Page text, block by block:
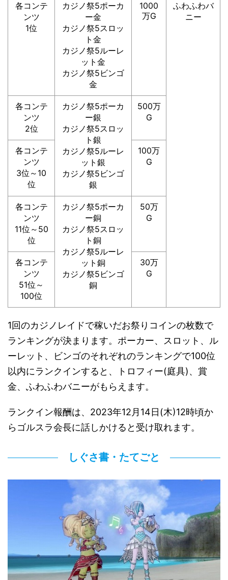
各コンテ
ンツ
1位
カジノ祭5ポーカ
ー金
カジノ祭5スロッ
ト金
カジノ祭5ルーレ
ット金
カジノ祭5ビンゴ
金
1000
万G
ふわふわバ
ニー
各コンテ
ンツ
2位
カジノ祭5ポーカ
ー銀
カジノ祭5スロッ
ト銀
カジノ祭5ルーレ
ット銀
カジノ祭5ビンゴ
銀
500万
G
各コンテ
ンツ
3位～10
位
100万
G
各コンテ
ンツ
11位～50
位
カジノ祭5ポーカ
ー銅
カジノ祭5スロッ
ト銅
カジノ祭5ルーレ
ット銅
カジノ祭5ビンゴ
銅
50万
G
各コンテ
ンツ
51位～
100位
30万
G
1回のカジノレイドで稼いだお祭りコインの枚数で
ランキングが決まります。ポーカー、スロット、ル
ーレット、ビンゴのそれぞれのランキングで100位
以内にランクインすると、トロフィー(庭具)、賞
金、ふわふわバニーがもらえます。
ランクイン報酬は、2023年12月14日(木)12時頃か
らゴルスラ会長に話しかけると受け取れます。
しぐさ書・たてごと